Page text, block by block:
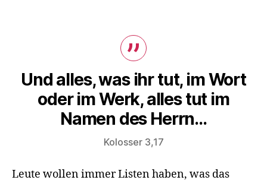
Und alles, was ihr tut, im Wort
oder im Werk, alles tut im
Namen des Herrn…
Kolosser 3,17
Leute wollen immer Listen haben, was das